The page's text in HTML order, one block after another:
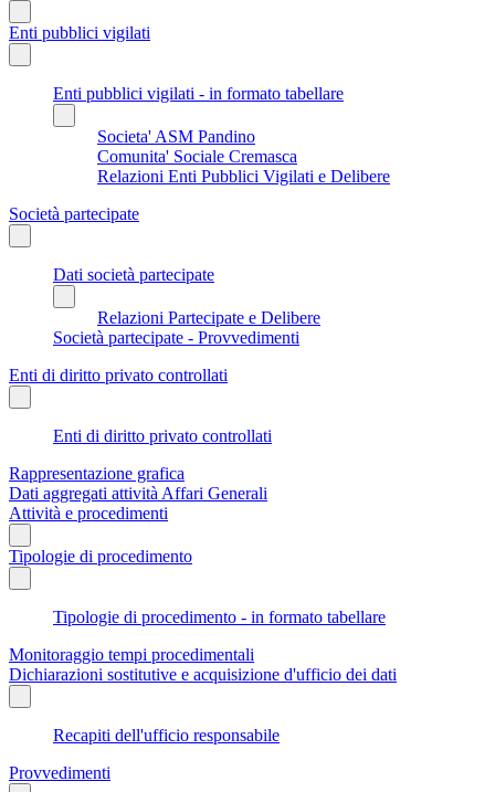
Enti pubblici vigilati
Enti pubblici vigilati - in formato tabellare
Societa' ASM Pandino
Comunita' Sociale Cremasca
Relazioni Enti Pubblici Vigilati e Delibere
Società partecipate
Dati società partecipate
Relazioni Partecipate e Delibere
Società partecipate - Provvedimenti
Enti di diritto privato controllati
Enti di diritto privato controllati
Rappresentazione grafica
Dati aggregati attività Affari Generali
Attività e procedimenti
Tipologie di procedimento
Tipologie di procedimento - in formato tabellare
Monitoraggio tempi procedimentali
Dichiarazioni sostitutive e acquisizione d'ufficio dei dati
Recapiti dell'ufficio responsabile
Provvedimenti